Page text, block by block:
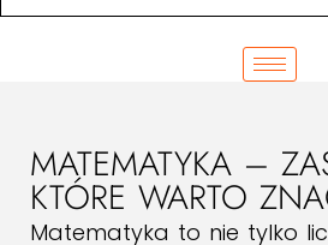
MATEMATYKA –
KTÓRE WARTO
Matematyka to nie tylko